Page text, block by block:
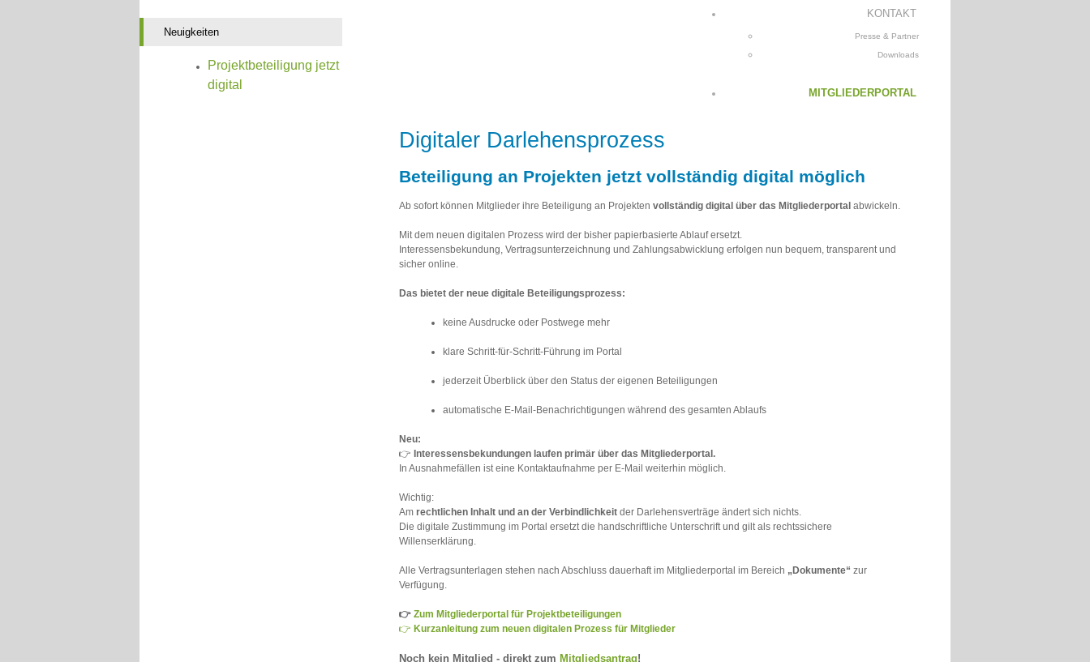
KONTAKT
Presse & Partner
Downloads
MITGLIEDERPORTAL
Neuigkeiten
Projektbeteiligung jetzt
digital
Digitaler Darlehensprozess
Beteiligung an Projekten jetzt vollständig digital möglich
Ab sofort können Mitglieder ihre Beteiligung an Projekten vollständig digital über das Mitgliederportal abwickeln.
Mit dem neuen digitalen Prozess wird der bisher papierbasierte Ablauf ersetzt.
Interessensbekundung, Vertragsunterzeichnung und Zahlungsabwicklung erfolgen nun bequem, transparent und
sicher online.
Das bietet der neue digitale Beteiligungsprozess:
keine Ausdrucke oder Postwege mehr
klare Schritt-für-Schritt-Führung im Portal
jederzeit Überblick über den Status der eigenen Beteiligungen
automatische E-Mail-Benachrichtigungen während des gesamten Ablaufs
Neu:
👉 Interessensbekundungen laufen primär über das Mitgliederportal.
In Ausnahmefällen ist eine Kontaktaufnahme per E-Mail weiterhin möglich.
Wichtig:
Am rechtlichen Inhalt und an der Verbindlichkeit der Darlehensverträge ändert sich nichts.
Die digitale Zustimmung im Portal ersetzt die handschriftliche Unterschrift und gilt als rechtssichere
Willenserklärung.
Alle Vertragsunterlagen stehen nach Abschluss dauerhaft im Mitgliederportal im Bereich „Dokumente“ zur
Verfügung.
👉 Zum Mitgliederportal für Projektbeteiligungen
👉 Kurzanleitung zum neuen digitalen Prozess für Mitglieder
Noch kein Mitglied - direkt zum Mitgliedsantrag!